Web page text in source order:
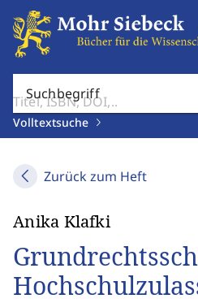
Suchbegriff
Volltextsuche
Zurück zum Heft
Anika Klafki